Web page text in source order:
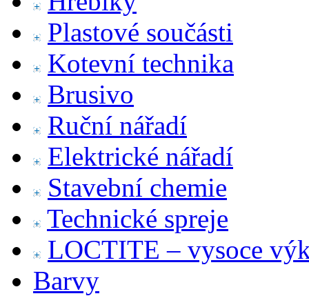
Plastové součásti
Kotevní technika
Brusivo
Ruční nářadí
Elektrické nářadí
Stavební chemie
Technické spreje
LOCTITE – vysoce
Barvy